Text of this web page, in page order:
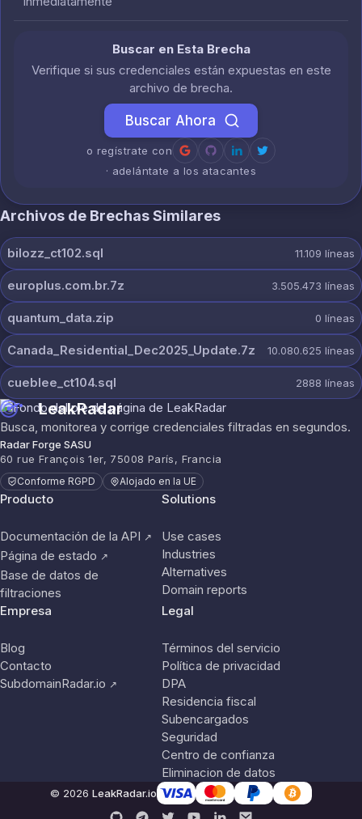
Buscar en Esta Brecha
Verifique si sus credenciales están expuestas en este
archivo de brecha.
Buscar Ahora
o regístrate con
· adelántate a los atacantes
Archivos de Brechas Similares
bilozz_ct102.sql 11.109 líneas
europlus.com.br.7z 3.505.473 líneas
quantum_data.zip 0 líneas
Canada_Residential_Dec2025_Update.7z 10.080.625 líneas
cueblee_ct104.sql 2888 líneas
LeakRadar
Busca, monitorea y corrige credenciales filtradas en segundos.
Radar Forge SASU
60 rue François 1er, 75008 París, Francia
Conforme RGPD Alojado en la UE
Producto
Documentación de la API ↗
Página de estado ↗
Base de datos de
filtraciones
Solutions
Use cases
Industries
Alternatives
Domain reports
Empresa
Blog
Contacto
SubdomainRadar.io ↗
Legal
Términos del servicio
Política de privacidad
DPA
Residencia fiscal
Subencargados
Seguridad
Centro de confianza
Eliminacion de datos
© 2026 LeakRadar.io